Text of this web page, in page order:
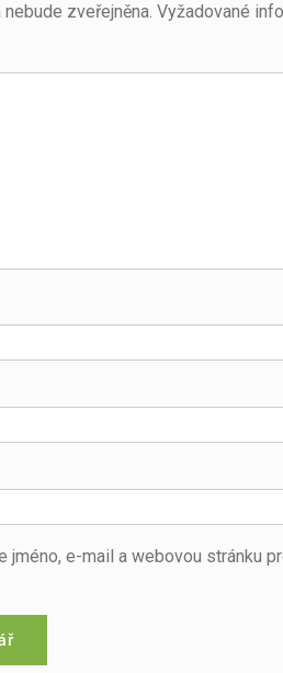
zveřejněna. Vyžadované
jméno, e-mail a webovou stránku